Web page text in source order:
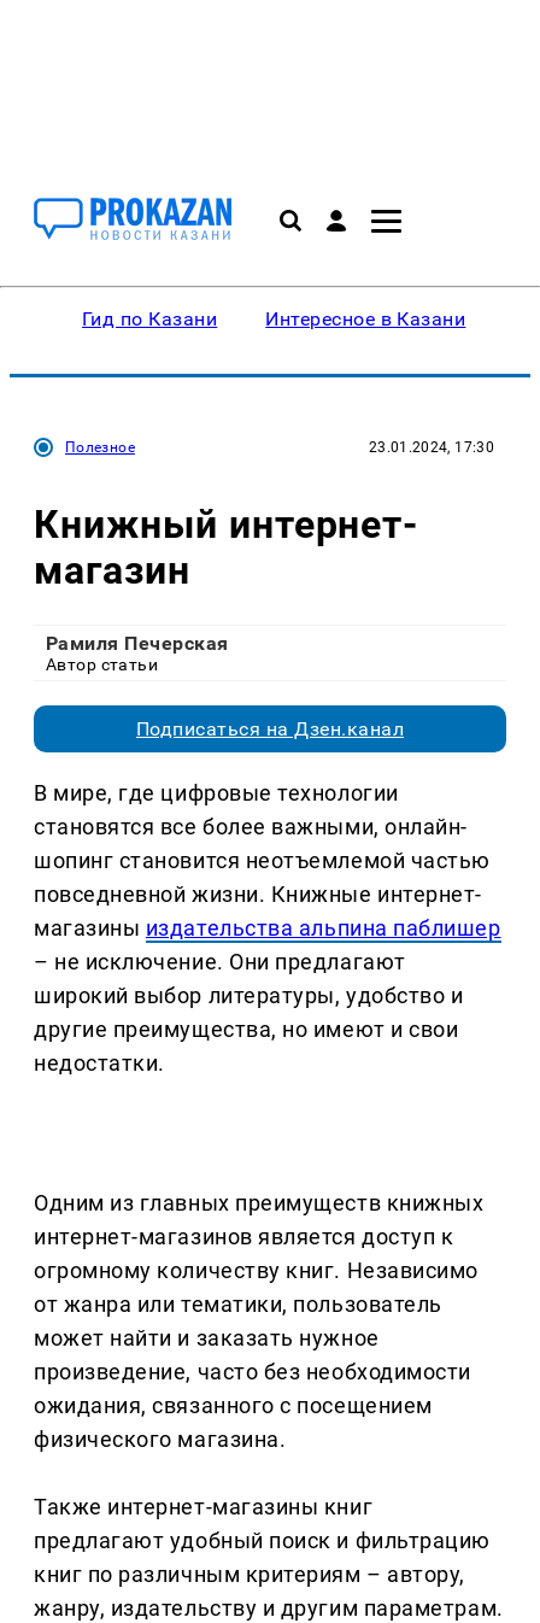
Гид по Казани Интересное в Казани
Полезное 23.01.2024, 17:30
Книжный интернет-
магазин
Рамиля Печерская
Автор статьи
Подписаться на Дзен.канал
В мире, где цифровые технологии
становятся все более важными, онлайн-
шопинг становится неотъемлемой частью
повседневной жизни. Книжные интернет-
магазины издательства альпина паблишер
– не исключение. Они предлагают
широкий выбор литературы, удобство и
другие преимущества, но имеют и свои
недостатки.
Одним из главных преимуществ книжных
интернет-магазинов является доступ к
огромному количеству книг. Независимо
от жанра или тематики, пользователь
может найти и заказать нужное
произведение, часто без необходимости
ожидания, связанного с посещением
физического магазина.
Также интернет-магазины книг
предлагают удобный поиск и фильтрацию
книг по различным критериям – автору,
жанру, издательству и другим параметрам.